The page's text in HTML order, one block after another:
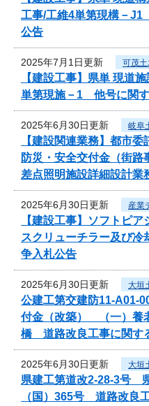
工事/工維4単第現構－
公告
2025年7月1日更新 可茂
【建設工事】県単 現道
単第現施－1 他号に関
2025年6月30日更新 岐阜
【建設関連業務】都市
防災・安全交付金（街
差点照明施設詳細設計業
2025年6月30日更新 産業
【建設工事】ソフトピ
スクリューチラー及び冷
争入札公告
2025年6月30日更新 大垣
公建工第交建防11-A01-
付金（改築） （一）養
橋 道路改良工事に関す
2025年6月30日更新 大垣
県建工第道改2-28-3号
（国）365号 道路改良